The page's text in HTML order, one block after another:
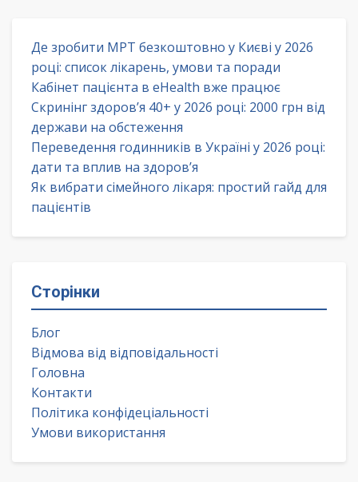
Де зробити МРТ безкоштовно у Києві у 2026
році: список лікарень, умови та поради
Кабінет пацієнта в eHealth вже працює
Скринінг здоров’я 40+ у 2026 році: 2000 грн від
держави на обстеження
Переведення годинників в Україні у 2026 році:
дати та вплив на здоров’я
Як вибрати сімейного лікаря: простий гайд для
пацієнтів
Сторінки
Блог
Відмова від відповідальності
Головна
Контакти
Політика конфідеціальності
Умови використання